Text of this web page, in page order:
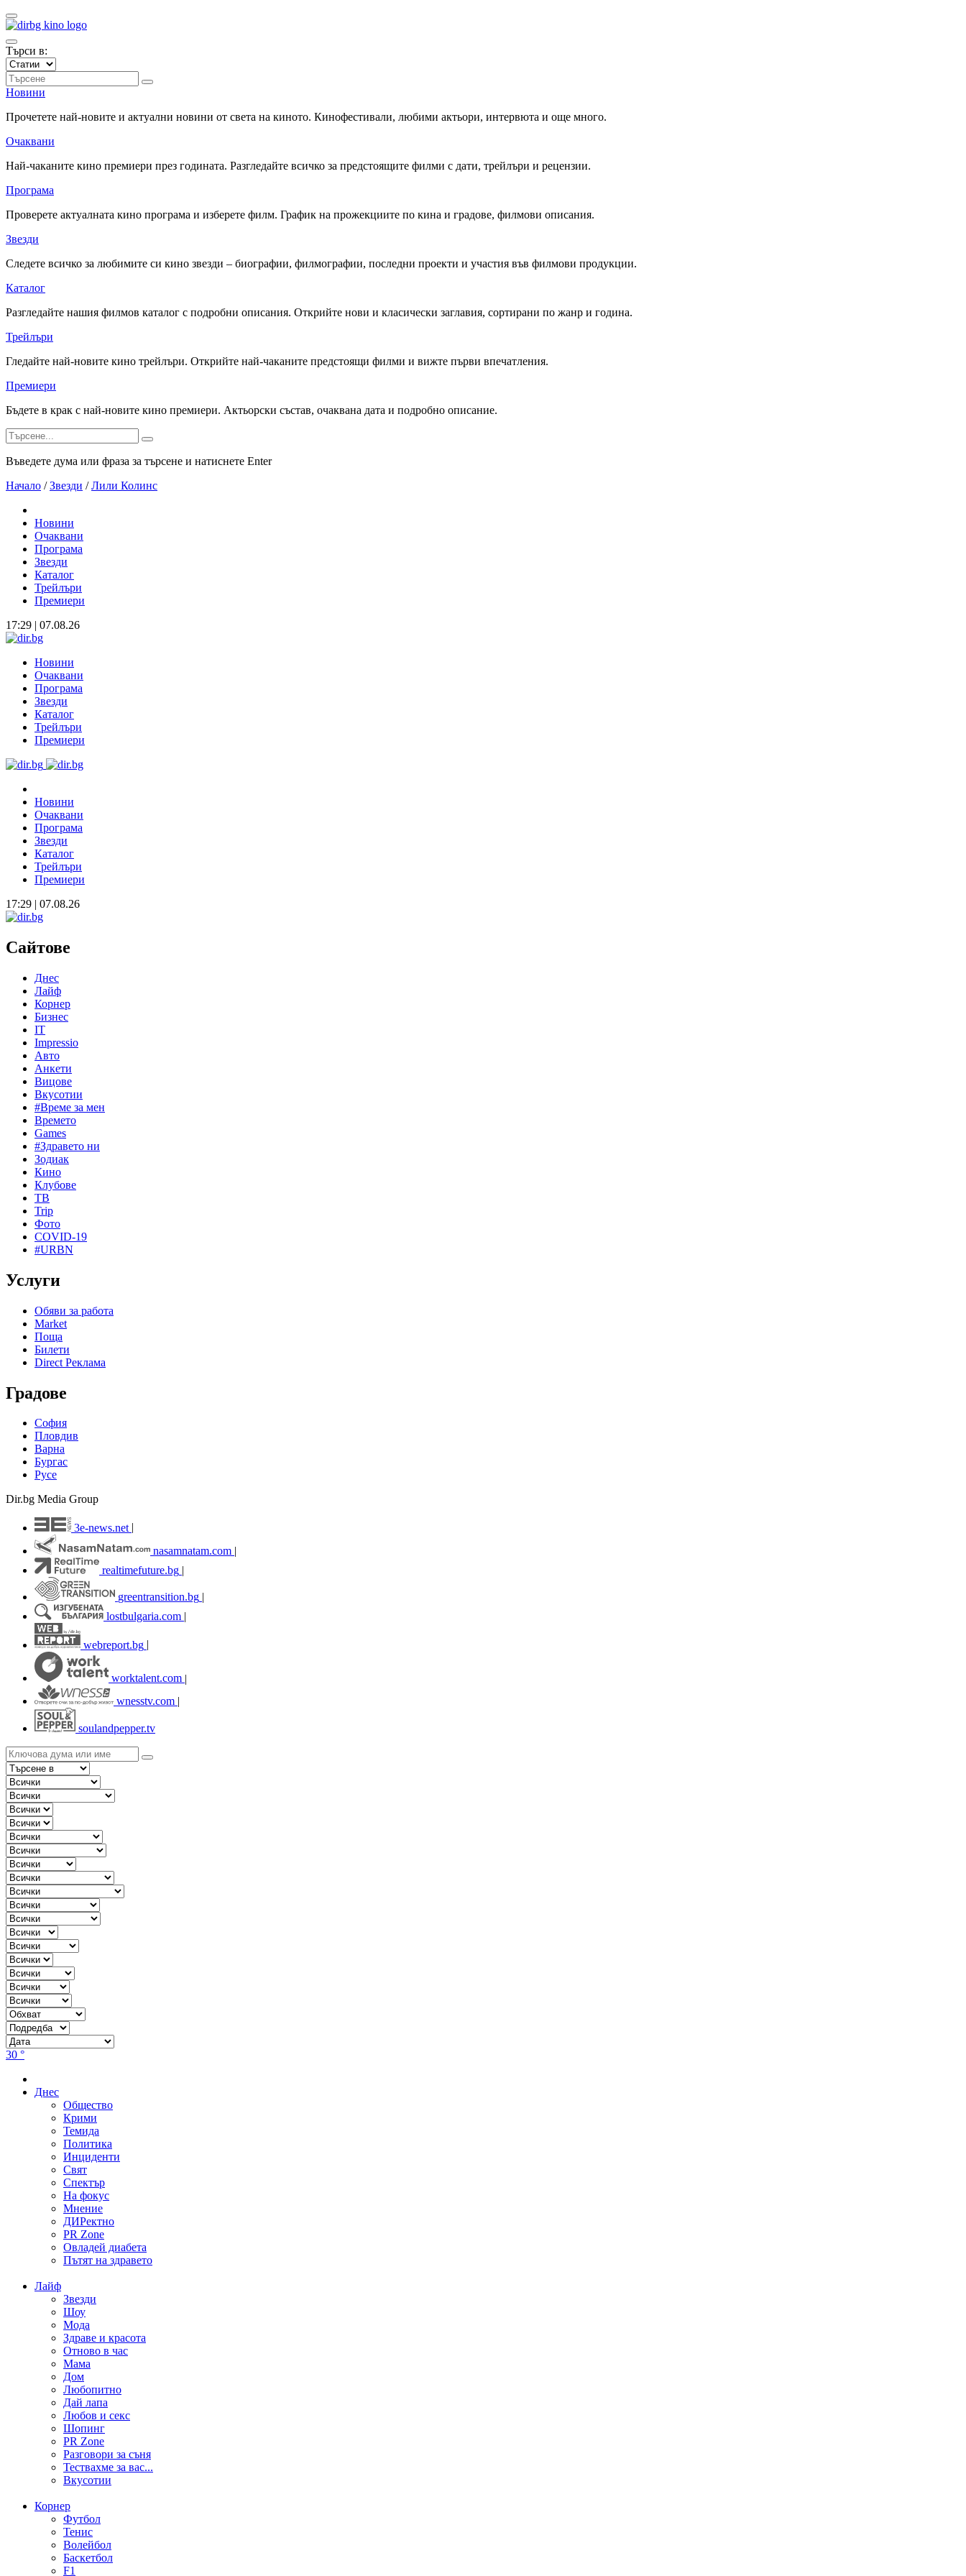
Търси в:
Новини
Прочетете най-новите и актуални новини от света на киното. Кинофестивали, любими актьори, интервюта и още много.
Очаквани
Най-чаканите кино премиери през годината. Разгледайте всичко за предстоящите филми с дати, трейлъри и рецензии.
Програма
Проверете актуалната кино програма и изберете филм. График на прожекциите по кина и градове, филмови описания.
Звезди
Следете всичко за любимите си кино звезди – биографии, филмографии, последни проекти и участия във филмови продукции.
Каталог
Разгледайте нашия филмов каталог с подробни описания. Открийте нови и класически заглавия, сортирани по жанр и година.
Трейлъри
Гледайте най-новите кино трейлъри. Открийте най-чаканите предстоящи филми и вижте първи впечатления.
Премиери
Бъдете в крак с най-новите кино премиери. Актьорски състав, очаквана дата и подробно описание.
Въведете дума или фраза за търсене и натиснете Enter
Начало / Звезди / Лили Колинс
Новини
Очаквани
Програма
Звезди
Каталог
Трейлъри
Премиери
17:29 | 07.08.26
Новини
Очаквани
Програма
Звезди
Каталог
Трейлъри
Премиери
Новини
Очаквани
Програма
Звезди
Каталог
Трейлъри
Премиери
17:29 | 07.08.26
Сайтове
Днес
Лайф
Корнер
Бизнес
IT
Impressio
Авто
Анкети
Вицове
Вкусотии
#Време за мен
Времето
Games
#Здравето ни
Зодиак
Кино
Клубове
ТВ
Trip
Фото
COVID-19
#URBN
Услуги
Обяви за работа
Market
Поща
Билети
Direct Реклама
Градове
София
Пловдив
Варна
Бургас
Русе
Dir.bg Media Group
3e-news.net
nasamnatam.com |
realtimefuture.bg |
greentransition.bg |
lostbulgaria.com |
webreport.bg
worktalent.com |
wnesstv.com |
soulandpepper.tv
30 °
Днес
Общество
Крими
Темида
Политика
Инциденти
Свят
Спектър
На фокус
Мнение
ДИРектно
PR Zone
Овладей диабета
Пътят на здравето
Лайф
Звезди
Шоу
Мода
Здраве и красота
Отново в час
Мама
Дом
Любопитно
Дай лапа
Любов и секс
Шопинг
PR Zone
Разговори за съня
Тествахме за вас...
Вкусотии
Корнер
Футбол
Тенис
Волейбол
Баскетбол
F1